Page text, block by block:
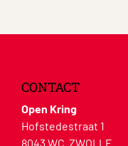
CONTACT
Open Kring
Hofstedestraat 1
8043 WC ZWOLLE